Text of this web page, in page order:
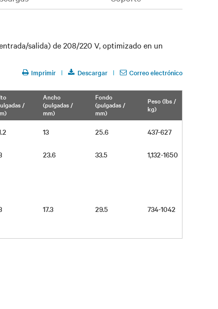
salida) de 208/220 V, optimizado en un
Imprimir Descargar Correo electrónico
/
Ancho
(pulgadas /
mm)
Fondo
(pulgadas /
mm)
Peso (lbs /
kg)
13 25.6
437-627
23.6 33.5
1,132-1650
17.3 29.5 734-1042